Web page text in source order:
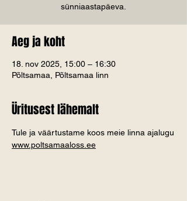
sünniaastapäeva.
Aeg ja koht
18. nov 2025, 15:00 – 16:30
Põltsamaa, Põltsamaa linn
Üritusest lähemalt
Tule ja väärtustame koos meie linna ajalugu
www.poltsamaaloss.ee